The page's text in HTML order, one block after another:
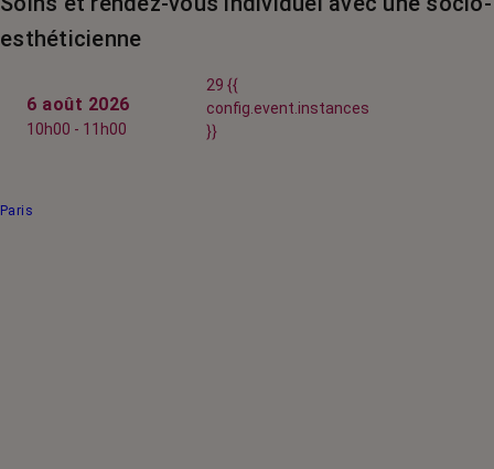
esthéticienne
6 août 2026
10h00 - 11h00
29 {{
config.event.instances
}}
Paris